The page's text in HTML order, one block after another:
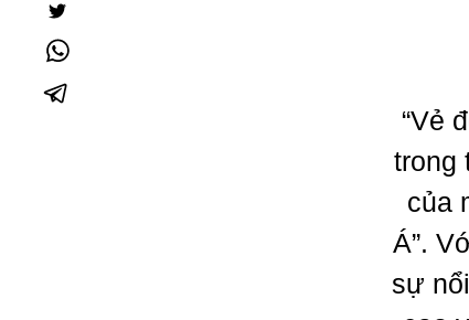
“Vẻ
trong
của
Á”.
sự